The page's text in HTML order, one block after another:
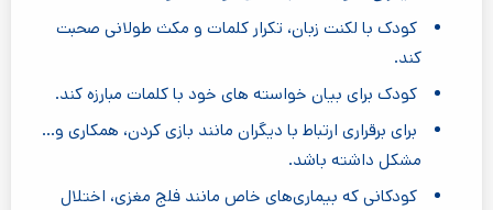
کودک با لکنت زبان، تکرار کلمات و مکث طولانی صحبت
کند.
کودک برای بیان خواسته های خود با کلمات مبارزه کند.
برای برقراری ارتباط با دیگران مانند بازی کردن، همکاری و...
مشکل داشته باشد.
کودکانی که بیماری‌های خاص مانند فلج مغزی، اختلال